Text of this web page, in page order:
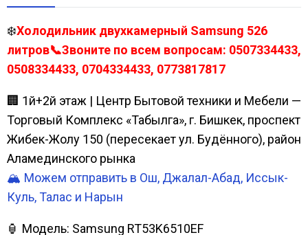
❄️Холодильник двухкамерный Samsung 526
литров📞Звоните по всем вопросам: 0507334433,
0508334433, 0704334433, 0773817817
🏢 1й+2й этаж | Центр Бытовой техники и Мебели —
Торговый Комплекс «Табылга», г. Бишкек, проспект
Жибек-Жолу 150 (пересекает ул. Будённого), район
Аламединского рынка
🏔️ Можем отправить в Ош, Джалал-Абад, Иссык-
Куль, Талас и Нарын
🏮 Модель: Samsung RT53K6510EF